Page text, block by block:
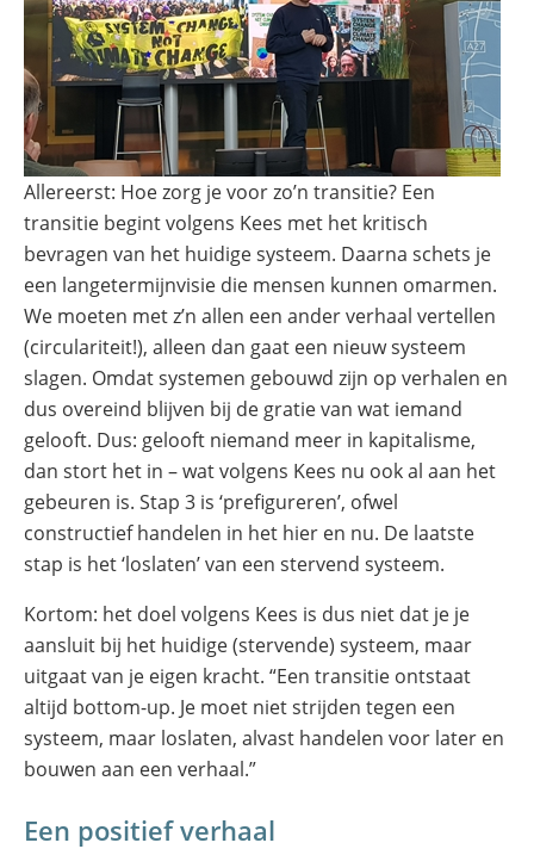
Allereerst: Hoe zorg je voor zo’n transitie? Een
transitie begint volgens Kees met het kritisch
bevragen van het huidige systeem. Daarna schets je
een langetermijnvisie die mensen kunnen omarmen.
We moeten met z’n allen een ander verhaal vertellen
(circulariteit!), alleen dan gaat een nieuw systeem
slagen. Omdat systemen gebouwd zijn op verhalen en
dus overeind blijven bij de gratie van wat iemand
gelooft. Dus: gelooft niemand meer in kapitalisme,
dan stort het in – wat volgens Kees nu ook al aan het
gebeuren is. Stap 3 is ‘prefigureren’, ofwel
constructief handelen in het hier en nu. De laatste
stap is het ‘loslaten’ van een stervend systeem.
Kortom: het doel volgens Kees is dus niet dat je je
aansluit bij het huidige (stervende) systeem, maar
uitgaat van je eigen kracht. “Een transitie ontstaat
altijd bottom-up. Je moet niet strijden tegen een
systeem, maar loslaten, alvast handelen voor later en
bouwen aan een verhaal.”
Een positief verhaal